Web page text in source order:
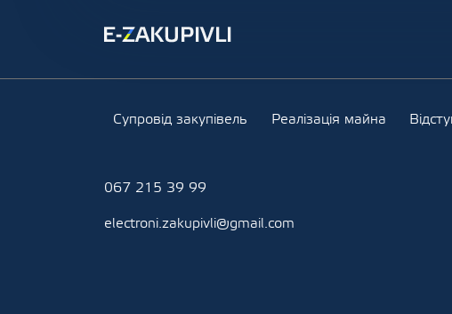
Супровід закупівель Реалізація майна
067 215 39 99
electroni.zakupivli@gmail.com